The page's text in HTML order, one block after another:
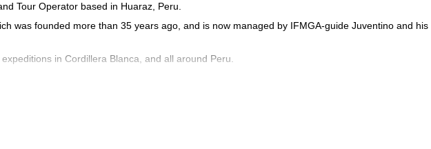
Tour Operator based in Huaraz, Peru.
was founded more than 35 years ago, and is now managed by IFMGA-guide Juventino and his
in Cordillera Blanca, and all around Peru.